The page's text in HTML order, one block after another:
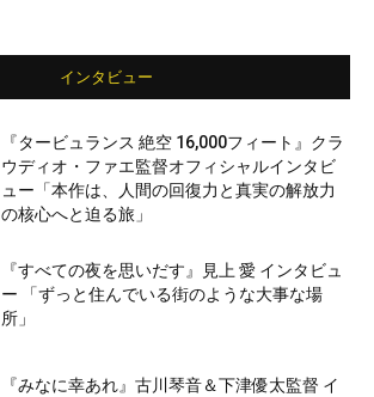
インタビュー
『タービュランス 絶空 16,000フィート』クラ
ウディオ・ファエ監督オフィシャルインタビ
ュー「本作は、人間の回復力と真実の解放力
の核心へと迫る旅」
『すべての夜を思いだす』見上 愛 インタビュ
ー 「ずっと住んでいる街のような大事な場
所」
『みなに幸あれ』古川琴音＆下津優太監督 イ